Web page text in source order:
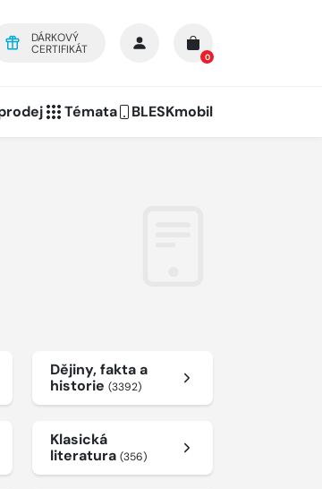
DÁRKOVÝ
CERTIFIKÁT
0
Témata BLESKmobil
Dějiny, fakta a
historie (3392)
Klasická
literatura (356)